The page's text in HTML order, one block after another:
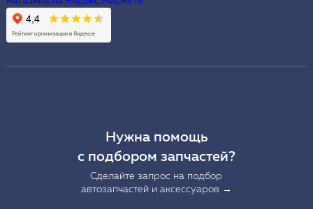
Нужна помощь
с подбором запчастей?
Сделайте запрос на подбор
автозапчастей и аксессуаров →